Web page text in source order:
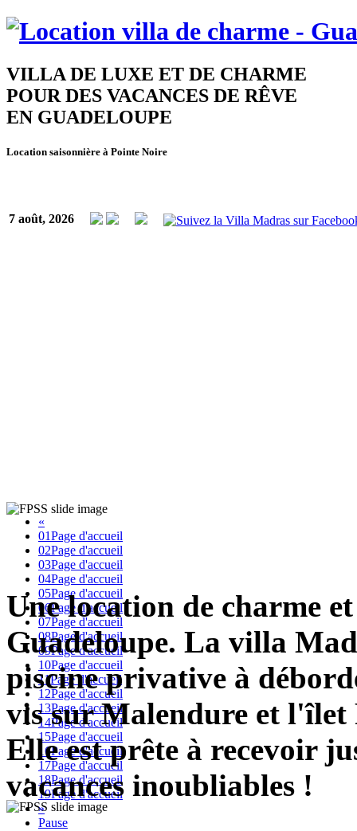
VILLA DE LUXE ET DE CHARME
POUR DES VACANCES DE RÊVE
EN GUADELOUPE
Location saisonnière à Pointe Noire
7 août, 2026
«
01Page d'accueil
02Page d'accueil
03Page d'accueil
04Page d'accueil
05Page d'accueil
06Page d'accueil
07Page d'accueil
08Page d'accueil
09Page d'accueil
10Page d'accueil
11Page d'accueil
12Page d'accueil
13Page d'accueil
14Page d'accueil
15Page d'accueil
16Page d'accueil
17Page d'accueil
18Page d'accueil
19Page d'accueil
»
Pause
Une location de charme
Guadeloupe. La villa
piscine privative à
vis sur Malendure et l'îlet
Elle est prête à recevoir
vacances inoubliables !